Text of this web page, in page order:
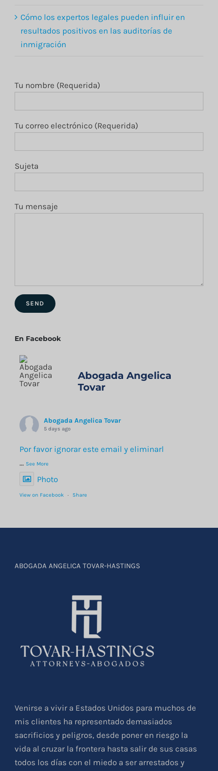
Cómo los expertos legales pueden influir en
resultados positivos en las auditorías de
inmigración
Tu nombre (Requerida)
Tu correo electrónico (Requerida)
Sujeta
Tu mensaje
En Facebook
Abogada Angelica
Tovar
Abogada Angelica Tovar
5 days ago
Por favor ignorar este email y eliminarl
... See More
Photo
View on Facebook · Share
ABOGADA ANGELICA TOVAR-HASTINGS
Venirse a vivir a Estados Unidos para muchos de
mis clientes ha representado demasiados
sacrificios y peligros, desde poner en riesgo la
vida al cruzar la frontera hasta salir de sus casas
todos los días con el miedo a ser arrestados y